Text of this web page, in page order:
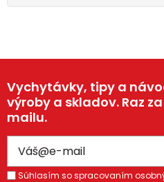
Vychytávky, tipy a
výroby a skladov. Raz
mailu.
Súhlasím so spracovaním